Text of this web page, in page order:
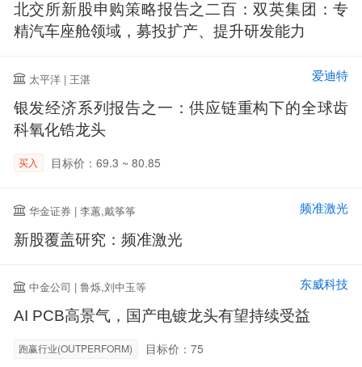
北交所新股申购策略报告之二百：双英集团：专
精汽车座舱领域，募投扩产、提升研发能力
太平洋 | 王湛 爱迪特
银发经济系列报告之一：供应链重构下的全球齿
科氧化锆龙头
买入 目标价：69.3 ~ 80.85
华金证券 | 李蕙,戴筝筝 频准激光
新股覆盖研究：频准激光
中金公司 | 鲁烁,刘中玉等 东威科技
AI PCB高景气，国产电镀龙头有望持续受益
跑赢行业(OUTPERFORM) 目标价：75